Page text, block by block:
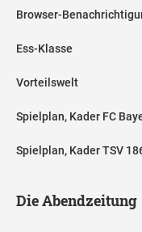
Browser-
Ess-Klasse
Vorteilswelt
Spielplan, Kader FC
Spielplan, Kader TSV
Die Abendzeitung